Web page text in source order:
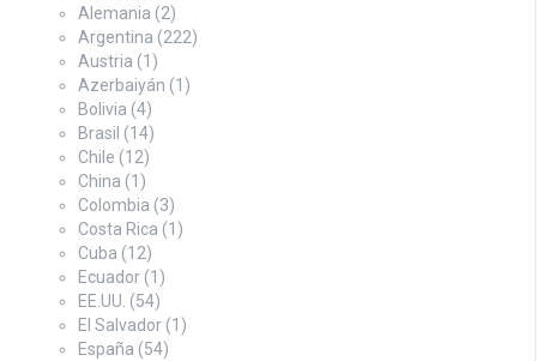
Alemania (2)
Argentina (222)
Austria (1)
Azerbaiyán (1)
Bolivia (4)
Brasil (14)
Chile (12)
China (1)
Colombia (3)
Costa Rica (1)
Cuba (12)
Ecuador (1)
EE.UU. (54)
El Salvador (1)
España (54)